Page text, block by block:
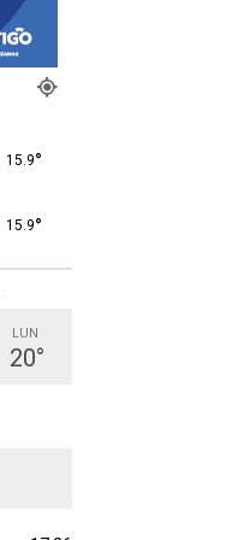
15.9°
15.9°
LUN
20°